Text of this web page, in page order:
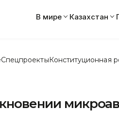
В мире Казахстан
СпецпроектыКонституционная